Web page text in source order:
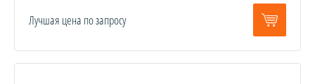
Лучшая цена по запросу